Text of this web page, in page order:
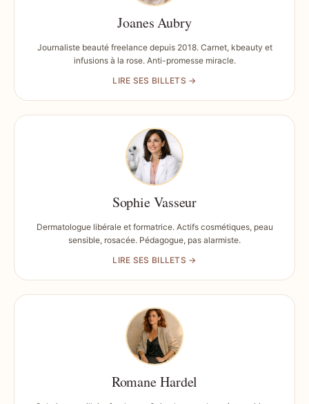
Joanes Aubry
Journaliste beauté freelance depuis 2018. Carnet, kbeauty et
infusions à la rose. Anti-promesse miracle.
LIRE SES BILLETS →
Sophie Vasseur
Dermatologue libérale et formatrice. Actifs cosmétiques, peau
sensible, rosacée. Pédagogue, pas alarmiste.
LIRE SES BILLETS →
Romane Hardel